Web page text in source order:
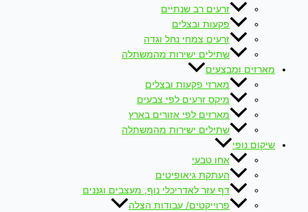
זרעים רב שנתיים
פקעות ובצלים
זרעים צמחי נחל וגדה
שתילים ישירות מהמשתלה
מארזים ומבצעים
מארזי פקעות ובצלים
מיקס זרעים לפי צבעים
מארזים לפי אזורים בארץ
שתילים ישירות מהמשתלה
שיקום נופי
אחו טבעי
העתקת גיאופיטים
דף עזר לאדריכלי נוף, מעצבים וגננים
פרוייקטים/ עבודות הצלה